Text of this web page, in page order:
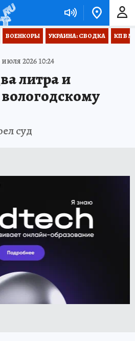
ВОЕНКОРЫ УКРАИНА: СВОДКА КП В
июля 2026 10:24
литра и
суд